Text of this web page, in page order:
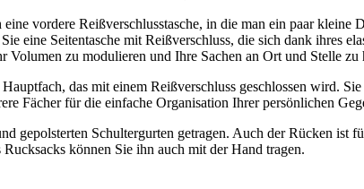
vordere Reißverschlusstasche, in die man ein paar
eine Seitentasche mit Reißverschluss, die sich dank ihres
Volumen zu modulieren und Ihre Sachen an Ort und Stelle zu
das mit einem Reißverschluss geschlossen wird.
Fächer für die einfache Organisation Ihrer persönlichen
gepolsterten Schultergurten getragen. Auch der Rücken
können Sie ihn auch mit der Hand tragen.